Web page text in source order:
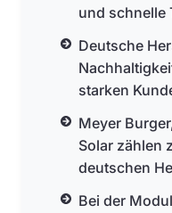
und schnelle
Deutsche
starken
Meyer
Solar zählen
deutschen
Bei der